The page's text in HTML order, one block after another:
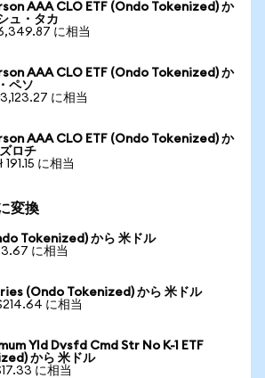
AAA CLO ETF (Ondo Tokenized) か
ュ・タカ
に相当
AAA CLO ETF (Ondo Tokenized) か
ペソ
に相当
AAA CLO ETF (Ondo Tokenized) か
ロチ
に相当
変換
Tokenized) から 米ドル
に相当
(Ondo Tokenized) から 米ドル
に相当
Yld Dvsfd Cmd Str No K-1 ETF
から 米ドル
に相当